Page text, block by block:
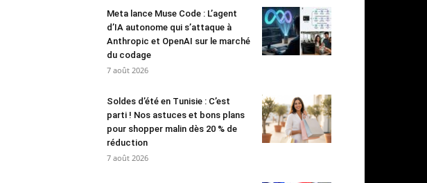
Meta lance Muse Code : L’agent
d’IA autonome qui s’attaque à
Anthropic et OpenAI sur le marché
du codage
7 août 2026
Soldes d’été en Tunisie : C’est
parti ! Nos astuces et bons plans
pour shopper malin dès 20 % de
réduction
7 août 2026